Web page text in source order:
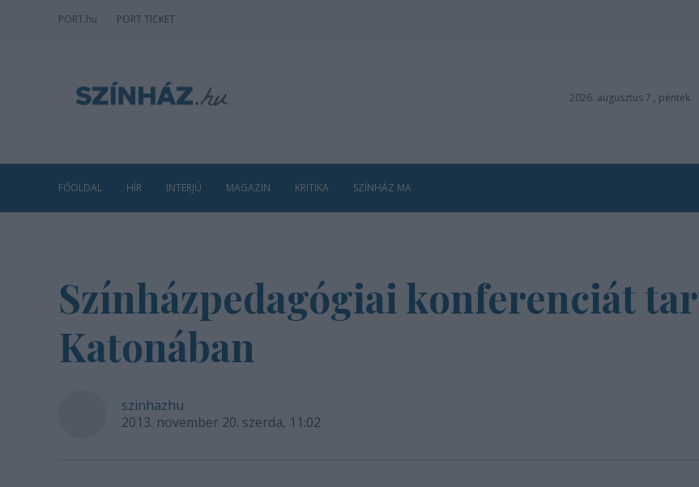
PORT.hu PORT TICKET
2026. augusztus 7., péntek
FŐOLDAL HÍR INTERJÚ MAGAZIN KRITIKA SZÍNHÁZ MA
Színházpedagógiai konferenciát
Katonában
szinhazhu
2013. november 20. szerda, 11:02